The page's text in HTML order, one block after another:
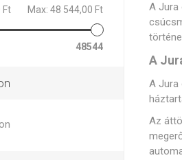
fertőtlenítés
KRYSTAL
A Jura
A
A Jura
Az
Ft Max: 48 544,00 Ft
48544